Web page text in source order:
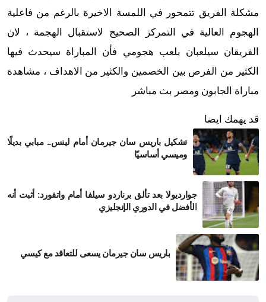
مشكلة الفريق تتمحور في اللمسة الاخيرة بالرغم من فاعلية
الهجوم العالية في التمركز الصحيح لاستقبال الهجمة ، لان
الفريقان سيلعبان بلعب هجومي فأن المباراة سيحدث فيها
الكثير من الفرص بين الخصمين والكثير من الاهداف ، مشاهدة
مباراة الجابون ومصر بث مباشر
قد يهمك ايضا
تشكيل باريس سان جيرمان أمام لينس.. مبابي بديلًا
وميسي أساسيًا
جوارديولا بعد تألق برناردو سيلفا أمام واتفورد: أثبت أنه
الأفضل في الدوري الإنجليزي
باريس سان جيرمان يسعى للتعاقد مع كيسي